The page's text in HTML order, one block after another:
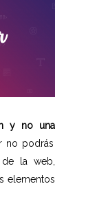
y no una
no podrás
la web,
elementos